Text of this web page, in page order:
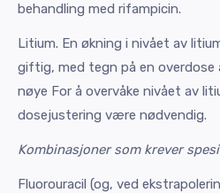
behandling med rifampicin.
Litium. En økning i nivået av
giftig, med tegn på en overdose
nøye For å overvåke nivået av
dosejustering være nødvendig.
Kombinasjoner som krever
Fluorouracil (og, ved